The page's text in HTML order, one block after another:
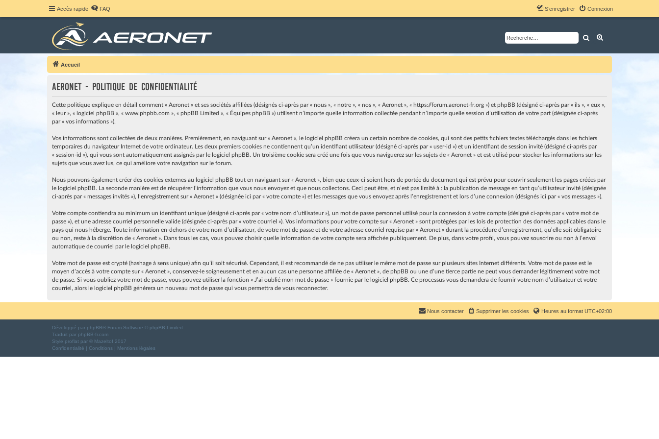
Accès rapide FAQ Connexion
S’enregistrer
Rechercher
Accueil
Aeronet - Politique de confidentialité
Cette politique explique en détail comment « Aeronet » et ses sociétés affiliées (désignés ci-après par « nous », « notre », « nos », « Aeronet », « https://forum.aeronet-fr.org ») et phpBB (désigné ci-après par « ils », « eux »,
« leur », « logiciel phpBB », « www.phpbb.com », « phpBB Limited », « Équipes phpBB ») utilisent n’importe quelle information collectée pendant n’importe quelle session d’utilisation de votre part (désignée ci-après
par « vos informations »).
Vos informations sont collectées de deux manières. Premièrement, en naviguant sur « Aeronet », le logiciel phpBB créera un certain nombre de cookies, qui sont des petits fichiers textes téléchargés dans les fichiers
temporaires du navigateur Internet de votre ordinateur. Les deux premiers cookies ne contiennent qu’un identifiant utilisateur (désigné ci-après par « user-id ») et un identifiant de session invité (désigné ci-après par
« session-id »), qui vous sont automatiquement assignés par le logiciel phpBB. Un troisième cookie sera créé une fois que vous naviguerez sur les sujets de « Aeronet » et est utilisé pour stocker les informations sur les
sujets que vous avez lus, ce qui améliore votre navigation sur le forum.
Nous pouvons également créer des cookies externes au logiciel phpBB tout en naviguant sur « Aeronet », bien que ceux-ci soient hors de portée du document qui est prévu pour couvrir seulement les pages créées par
le logiciel phpBB. La seconde manière est de récupérer l’information que vous nous envoyez et que nous collectons. Ceci peut être, et n’est pas limité à : la publication de message en tant qu’utilisateur invité (désignée
ci-après par « messages invités »), l’enregistrement sur « Aeronet » (désignée ici par « votre compte ») et les messages que vous envoyez après l’enregistrement et lors d’une connexion (désignés ici par « vos messages »).
Votre compte contiendra au minimum un identifiant unique (désigné ci-après par « votre nom d’utilisateur »), un mot de passe personnel utilisé pour la connexion à votre compte (désigné ci-après par « votre mot de
passe »), et une adresse courriel personnelle valide (désignée ci-après par « votre courriel »). Vos informations pour votre compte sur « Aeronet » sont protégées par les lois de protection des données applicables dans le
pays qui nous héberge. Toute information en-dehors de votre nom d’utilisateur, de votre mot de passe et de votre adresse courriel requise par « Aeronet » durant la procédure d’enregistrement, qu’elle soit obligatoire
ou non, reste à la discrétion de « Aeronet ». Dans tous les cas, vous pouvez choisir quelle information de votre compte sera affichée publiquement. De plus, dans votre profil, vous pouvez souscrire ou non à l’envoi
automatique de courriel par le logiciel phpBB.
Votre mot de passe est crypté (hashage à sens unique) afin qu’il soit sécurisé. Cependant, il est recommandé de ne pas utiliser le même mot de passe sur plusieurs sites Internet différents. Votre mot de passe est le
moyen d’accès à votre compte sur « Aeronet », conservez-le soigneusement et en aucun cas une personne affiliée de « Aeronet », de phpBB ou une d’une tierce partie ne peut vous demander légitimement votre mot
de passe. Si vous oubliez votre mot de passe, vous pouvez utiliser la fonction « J’ai oublié mon mot de passe » fournie par le logiciel phpBB. Ce processus vous demandera de fournir votre nom d’utilisateur et votre
courriel, alors le logiciel phpBB générera un nouveau mot de passe qui vous permettra de vous reconnecter.
Heures au format UTC+02:00
Supprimer les cookies
Nous contacter
Développé par phpBB® Forum Software © phpBB Limited
Traduit par phpBB-fr.com
Style proflat par © Mazeltof 2017
Confidentialité | Conditions | Mentions légales